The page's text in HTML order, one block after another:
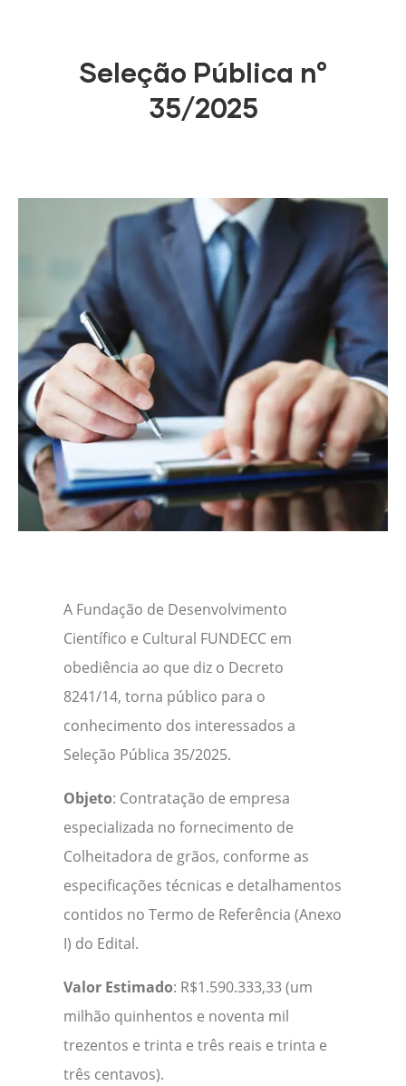
Seleção Pública n°
35/2025
A Fundação de Desenvolvimento
Científico e Cultural FUNDECC em
obediência ao que diz o Decreto
8241/14, torna público para o
conhecimento dos interessados a
Seleção Pública 35/2025.
Objeto: Contratação de empresa
especializada no fornecimento de
Colheitadora de grãos, conforme as
especificações técnicas e detalhamentos
contidos no Termo de Referência (Anexo
I) do Edital.
Valor Estimado: R$1.590.333,33 (um
milhão quinhentos e noventa mil
trezentos e trinta e três reais e trinta e
três centavos).